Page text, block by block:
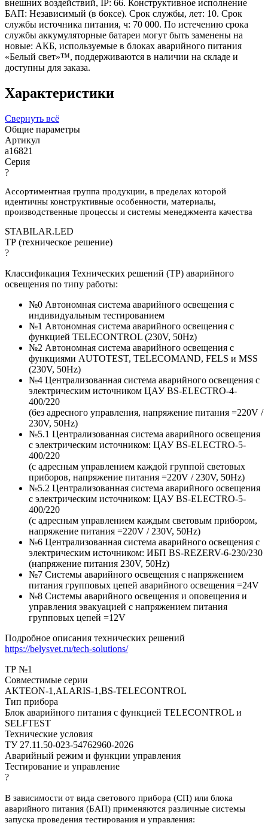
внешних воздействий, IP: 66. Конструктивное исполнение
БАП: Независимый (в боксе). Срок службы, лет: 10. Срок
службы источника питания, ч: 70 000. По истечению срока
службы аккумуляторные батареи могут быть заменены на
новые: АКБ, используемые в блоках аварийного питания
«Белый свет»™, поддерживаются в наличии на складе и
доступны для заказа.
Характеристики
Свернуть всё
Общие параметры
Артикул
a16821
Серия
?
Ассортиментная группа продукции, в пределах которой
идентичны конструктивные особенности, материалы,
производственные процессы и системы менеджмента качества
STABILAR.LED
ТР (техническое решение)
?
Классификация Технических решений (ТР) аварийного
освещения по типу работы:
№0 Автономная система аварийного освещения с
индивидуальным тестированием
№1 Автономная система аварийного освещения с
функцией TELECONTROL (230V, 50Hz)
№2 Автономная система аварийного освещения с
функциями AUTOTEST, TELECOMAND, FELS и MSS
(230V, 50Hz)
№4 Централизованная система аварийного освещения с
электрическим источником ЦАУ BS-ELECTRO-4-
400/220
(без адресного управления, напряжение питания =220V /
230V, 50Hz)
№5.1 Централизованная система аварийного освещения
с электрическим источником: ЦАУ BS-ELEСTRO-5-
400/220
(c адресным управлением каждой группой световых
приборов, напряжение питания =220V / 230V, 50Hz)
№5.2 Централизованная система аварийного освещения
с электрическим источником: ЦАУ BS-ELEСTRO-5-
400/220
(c адресным управлением каждым световым прибором,
напряжение питания =220V / 230V, 50Hz)
№6 Централизованная система аварийного освещения с
электрическим источником: ИБП BS-REZERV-6-230/230
(напряжение питания 230V, 50Hz)
№7 Системы аварийного освещения с напряжением
питания групповых цепей аварийного освещения =24V
№8 Системы аварийного освещения и оповещения и
управления эвакуацией с напряжением питания
групповых цепей =12V
Подробное описания технических решений
https://belysvet.ru/tech-solutions/
ТР №1
Совместимые серии
AKTEON-1,ALARIS-1,BS-TELECONTROL
Тип прибора
Блок аварийного питания с функцией TELECONTROL и
SELFTEST
Технические условия
ТУ 27.11.50-023-54762960-2026
Аварийный режим и функции управления
Тестирование и управление
?
В зависимости от вида светового прибора (СП) или блока
аварийного питания (БАП) применяются различные системы
запуска проведения тестирования и управления: